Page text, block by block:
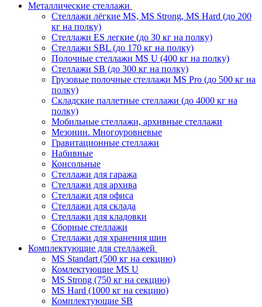
Металлические стеллажи
Стеллажи лёгкие MS, MS Strong, MS Hard (до 200
кг на полку)
Стеллажи ES легкие (до 30 кг на полку)
Стеллажи SBL (до 170 кг на полку)
Полочные стеллажи MS U (400 кг на полку)
Стеллажи SB (до 300 кг на полку)
Грузовые полочные стеллажи MS Pro (до 500 кг на
полку)
Складские паллетные стеллажи (до 4000 кг на
полку)
Мобильные стеллажи, архивные стеллажи
Мезонин. Многоуровневые
Гравитационные стеллажи
Набивные
Консольные
Стеллажи для гаража
Стеллажи для архива
Стеллажи для офиса
Стеллажи для склада
Стеллажи для кладовки
Сборные стеллажи
Стеллажи для хранения шин
Комплектующие для стеллажей
MS Standart (500 кг на секцию)
Комлектующие MS U
MS Strong (750 кг на секцию)
MS Hard (1000 кг на секцию)
Комплектующие SB